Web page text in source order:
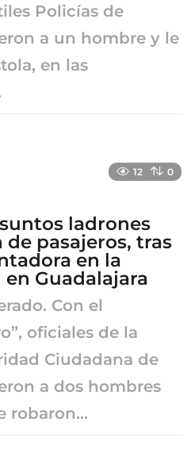
Policías de
a un hombre y le
en las
12 0
ladrones
pasajeros, tras
en la
Guadalajara
Con el
oficiales de la
Ciudadana de
a dos hombres
robaron...